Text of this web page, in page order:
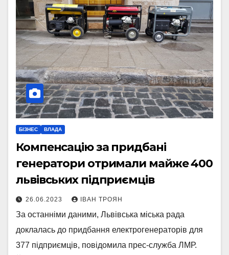
БІЗНЕС ВЛАДА
Компенсацію за придбані
генератори отримали майже 400
львівських підприємців
26.06.2023 ІВАН ТРОЯН
За останніми даними, Львівська міська рада
доклалась до придбання електрогенераторів для
377 підприємців, повідомила прес-служба ЛМР.